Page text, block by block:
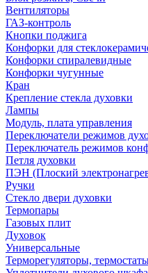
Вентиляторы
ГАЗ-контроль
Кнопки поджига
Конфорки для
Конфорки спиралевидные
Конфорки чугунные
Кран
Крепление стекла духовки
Лампы
Модуль, плата управления
Переключатели режимов
Переключатель режимов
Петля духовки
ПЭН (Плоский
Ручки
Стекло двери духовки
Термопары
Газовых плит
Духовок
Универсальные
Терморегуляторы,